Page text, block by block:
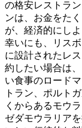
の格安レストラ
ンは、お金をた
が、経済的にし
幸いにも、リス
に設計されたレ
約したい場合は
い食事のロード
トラン、ポルト
くからあるモウ
ゼダモウラリア